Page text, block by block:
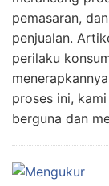
pemasaran,
penjualan.
perilaku
proses ini,
berguna dan